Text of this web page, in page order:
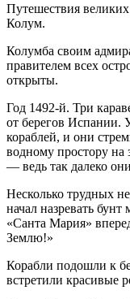
Путешествия
Колум.
Колумба своим
правителем всех
открыты.
Год 1492-й. Три
от берегов Испании.
кораблей, и они
водному простору на
— ведь так далеко
Несколько трудных
начал назревать
«Санта Мария»
Землю!»
Корабли подошли к
встретили красивые